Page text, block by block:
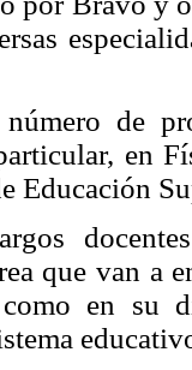
de
en
Educación
que van a
en su